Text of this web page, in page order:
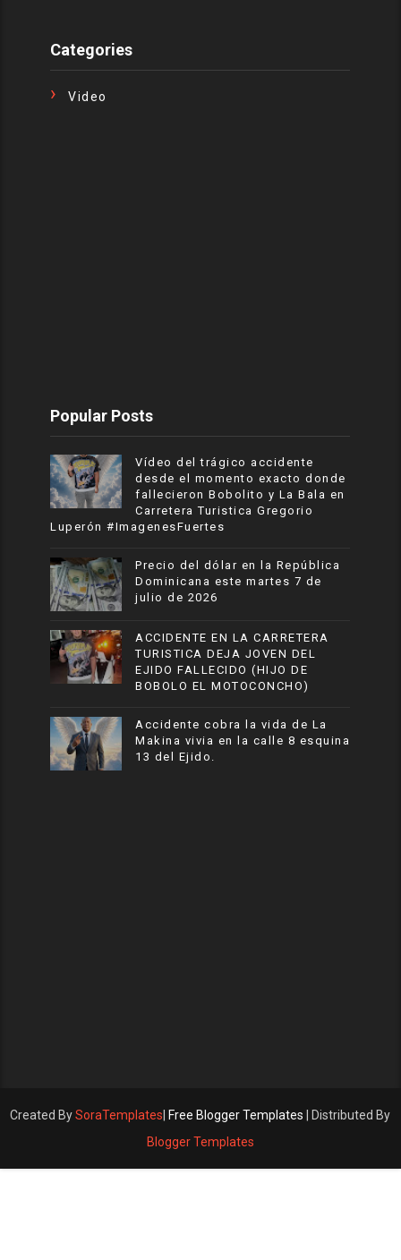
Categories
Video
Popular Posts
Vídeo del trágico accidente
desde el momento exacto donde
fallecieron Bobolito y La Bala en
Carretera Turistica Gregorio
Luperón #ImagenesFuertes
Precio del dólar en la República
Dominicana este martes 7 de
julio de 2026
ACCIDENTE EN LA CARRETERA
TURISTICA DEJA JOVEN DEL
EJIDO FALLECIDO (HIJO DE
BOBOLO EL MOTOCONCHO)
Accidente cobra la vida de La
Makina vivia en la calle 8 esquina
13 del Ejido.
Created BySoraTemplates Free Blogger Templates | Distributed By
Blogger Templates